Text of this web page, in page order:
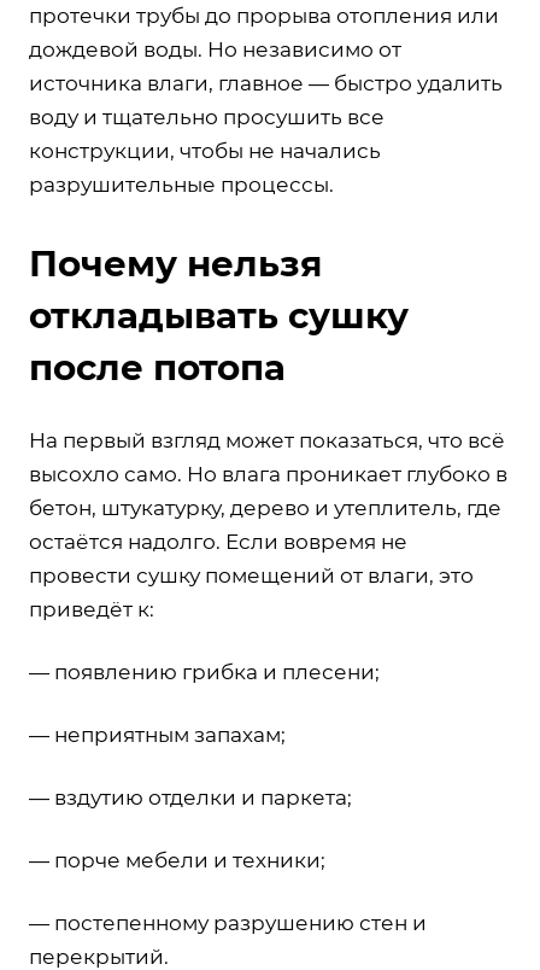
протечки трубы до прорыва отопления или
дождевой воды. Но независимо от
источника влаги, главное — быстро удалить
воду и тщательно просушить все
конструкции, чтобы не начались
разрушительные процессы.
Почему нельзя
откладывать сушку
после потопа
На первый взгляд может показаться, что всё
высохло само. Но влага проникает глубоко в
бетон, штукатурку, дерево и утеплитель, где
остаётся надолго. Если вовремя не
провести сушку помещений от влаги, это
приведёт к:
— появлению грибка и плесени;
— неприятным запахам;
— вздутию отделки и паркета;
— порче мебели и техники;
— постепенному разрушению стен и
перекрытий.